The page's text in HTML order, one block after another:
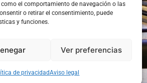
el comportamiento de navegación o las
o retirar el consentimiento, puede
y funciones.
Ver preferencias
de privacidadAviso legal